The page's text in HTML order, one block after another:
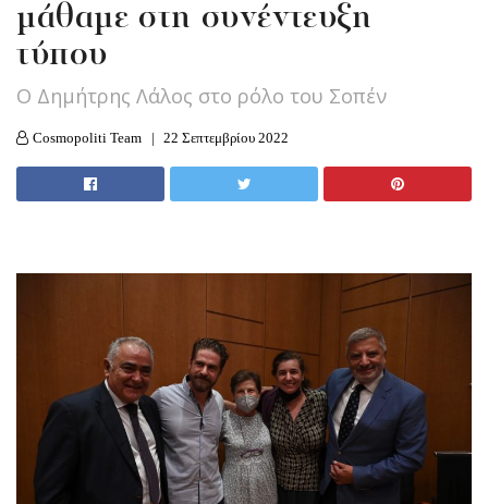
μάθαμε στη συνέντευξη
τύπου
O Δημήτρης Λάλος στο ρόλο του Σοπέν
Cosmopoliti Team 22 Σεπτεμβρίου 2022